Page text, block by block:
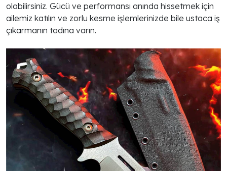
olabilirsiniz. Gücü ve performansı anında hissetmek için
ailemiz katılın ve zorlu kesme işlemlerinizde bile ustaca iş
çıkarmanın tadına varın.